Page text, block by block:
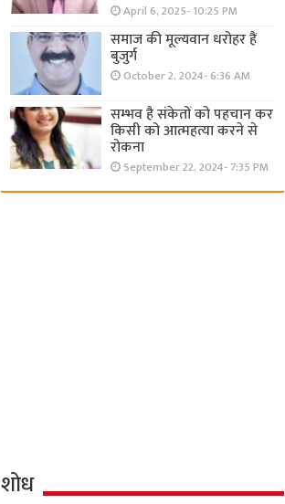
April 6, 2025- 10:25 PM
समाज की मूल्यवान धरोहर हैं
बुजुर्ग
October 2, 2024- 6:36 AM
सम्भव है संकेतों को पहचान कर
किसी को आत्महत्या करने से
रोकना
September 22, 2024- 7:35 PM
शोध